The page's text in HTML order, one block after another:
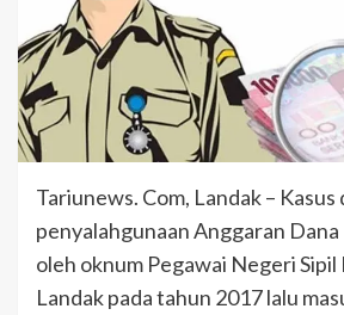
Tariunews. Com, Landak –
penyalahgunaan Anggaran
oleh oknum Pegawai Negeri
Landak pada tahun 2017 lalu